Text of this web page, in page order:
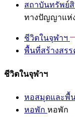
สถาบันทรัพย์
ทางปัญญาแห่
ชีวิตในจุฬาฯ
พื้นที่สร้างสรร
ชีวิตในจุฬาฯ
หอสมุดและพื้
หอพัก หอพัก